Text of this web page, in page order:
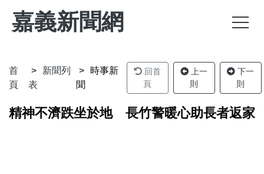
嘉義新聞網
首
頁
新聞列
表
時事新
聞
回首
頁
上一
則
下一
則
精神不濟跌坐於地 長竹警暖心助長者返家